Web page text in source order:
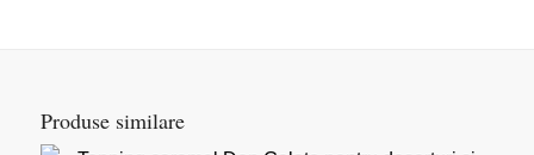
Produse similare